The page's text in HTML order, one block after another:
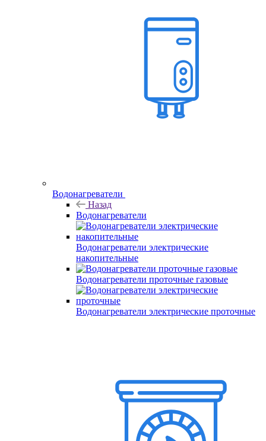
Водонагреватели
Назад
Водонагреватели
Водонагреватели электрические
накопительные
Водонагреватели проточные газовые
Водонагреватели электрические проточные